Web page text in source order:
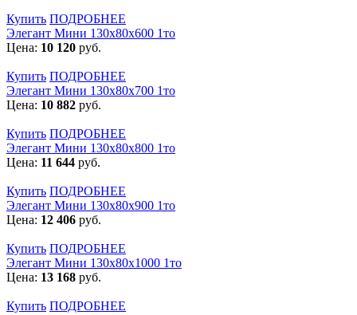
Купить ПОДРОБНЕЕ
Элегант Мини 130x80x600 1то
Цена: 10 120 руб.
Купить ПОДРОБНЕЕ
Элегант Мини 130x80x700 1то
Цена: 10 882 руб.
Купить ПОДРОБНЕЕ
Элегант Мини 130x80x800 1то
Цена: 11 644 руб.
Купить ПОДРОБНЕЕ
Элегант Мини 130x80x900 1то
Цена: 12 406 руб.
Купить ПОДРОБНЕЕ
Элегант Мини 130x80x1000 1то
Цена: 13 168 руб.
Купить ПОДРОБНЕЕ